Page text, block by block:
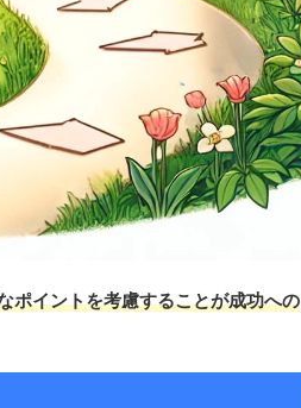
ポイントを考慮することが成功への